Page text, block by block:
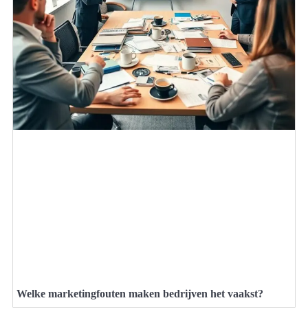
Welke marketingfouten maken bedrijven het vaakst?